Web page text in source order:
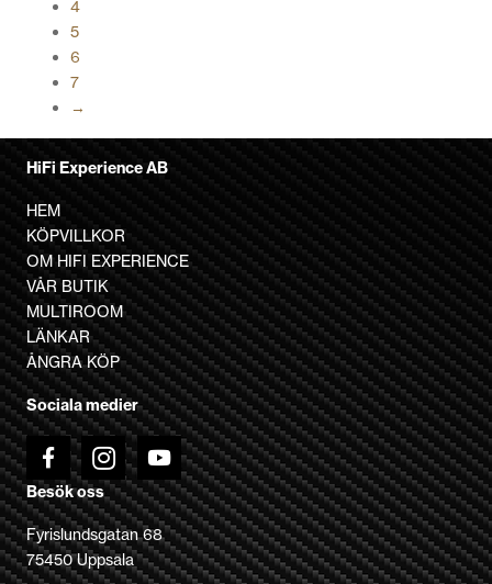
väljas
4
5
6
7
→
HiFi Experience AB
HEM
KÖPVILLKOR
OM HIFI EXPERIENCE
VÅR BUTIK
MULTIROOM
LÄNKAR
ÅNGRA KÖP
Sociala medier
Besök oss
Fyrislundsgatan 68
75450 Uppsala